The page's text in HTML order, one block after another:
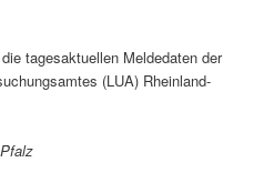
tagesaktuellen Meldedaten der
(LUA) Rheinland-